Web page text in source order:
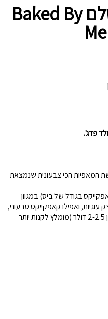
Baked By
פדג'.
המאפיות הכי צבעונית שנמצאת
בגודל של ביס) במגוון
עוגיות, ואפילו קאפקייקס טבעוני,
וללא גלוטן. המחיר למיני קאפקייק נע בין 2-2.5 דולר (מומלץ לקנות יותר